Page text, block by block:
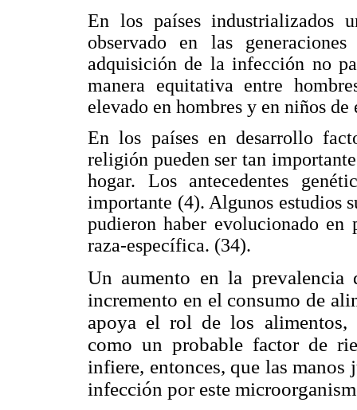
En los países industrializados
observado en las
adquisición de la infección no
manera equitativa entre
elevado en hombres y en niños
En los países en desarrollo
religión pueden ser tan
hogar. Los antecedentes
importante (4). Algunos estudios
pudieron haber evolucionado en
raza-específica. (34).
Un aumento en la
incremento en el consumo de
apoya el rol de los alimentos,
como un probable factor de
infiere, entonces, que las
infección por este